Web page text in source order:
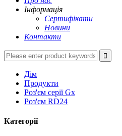
Інформація
Сертифікати
Новини
Контакти
Дім
Продукти
Роз'єм серії Gx
Роз'єм RD24
Категорії